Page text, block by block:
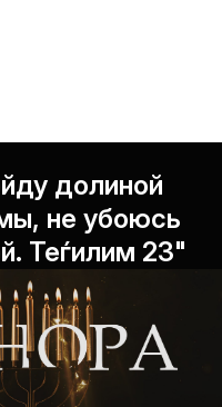
долиной
не убоюсь
Теѓилим 23"